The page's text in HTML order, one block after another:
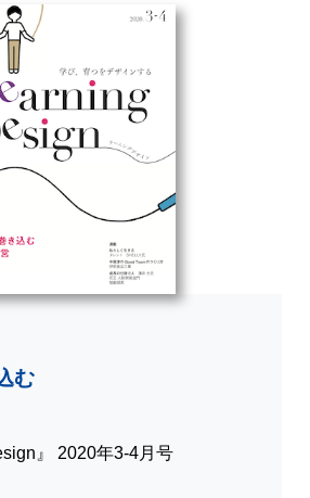
む
』 2020年3-4月号